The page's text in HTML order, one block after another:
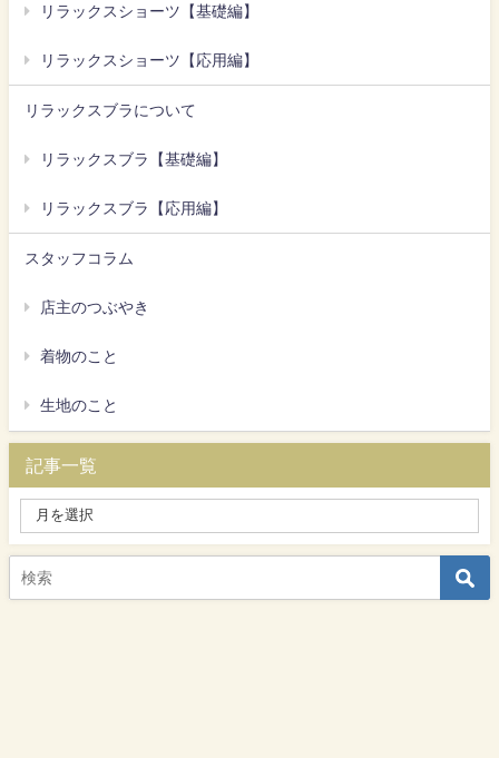
リラックスショーツ【基礎編】
リラックスショーツ【応用編】
リラックスブラについて
リラックスブラ【基礎編】
リラックスブラ【応用編】
スタッフコラム
店主のつぶやき
着物のこと
生地のこと
記事一覧